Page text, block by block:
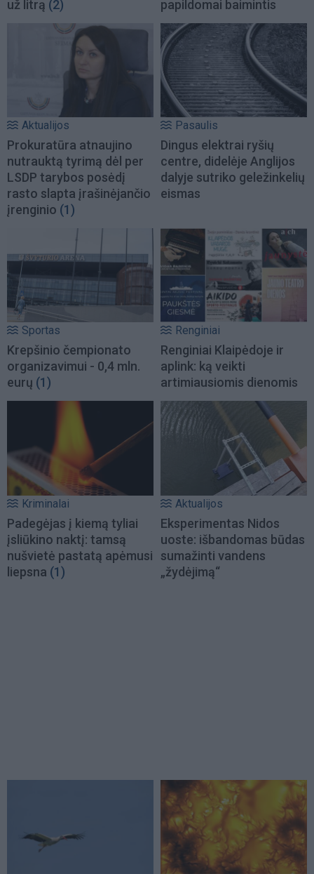
už litrą (2) papildomai baimintis
Aktualijos
Prokuratūra atnaujino
nutrauktą tyrimą dėl per
LSDP tarybos posėdį
rasto slapta įrašinėjančio
įrenginio (1)
Pasaulis
Dingus elektrai ryšių
centre, didelėje Anglijos
dalyje sutriko geležinkelių
eismas
Sportas
Krepšinio čempionato
organizavimui - 0,4 mln.
eurų (1)
Renginiai
Renginiai Klaipėdoje ir
aplink: ką veikti
artimiausiomis dienomis
Kriminalai
Padegėjas į kiemą tyliai
įsliūkino naktį: tamsą
nušvietė pastatą apėmusi
liepsna (1)
Aktualijos
Eksperimentas Nidos
uoste: išbandomas būdas
sumažinti vandens
„žydėjimą“